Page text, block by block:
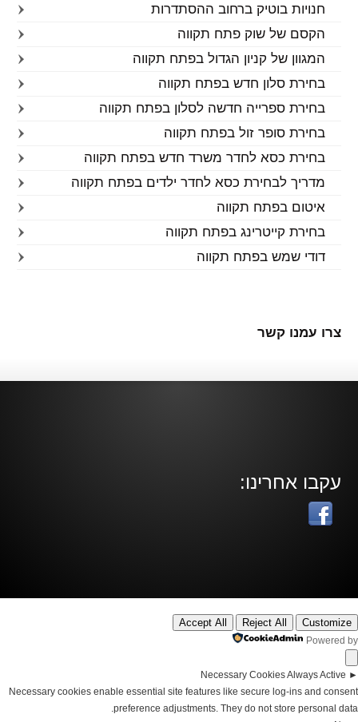
חנויות בוטיק ברחוב ההסתדרות
הקסם של שוק פתח תקווה
המגוון של קניון הגדול בפתח תקווה
בחירת סלון חדש בפתח תקווה
בחירת ספרייה חדשה לסלון בפתח תקווה
בחירת סופר זול בפתח תקווה
בחירת כסא לחדר משרד חדש בפתח תקווה
מדריך לבחירת כסא לחדר ילדים בפתח תקווה
איטום בפתח תקווה
בחירת קייטרינג בפתח תקווה
דודי שמש בפתח תקווה
צרו עמנו קשר
עקבו אחרינו:
Customize
Reject All
Accept All
Powered by
►
Necessary CookiesAlways Active
Necessary cookies enable essential site features like secure log-ins and consent
preference adjustments. They do not store personal data.